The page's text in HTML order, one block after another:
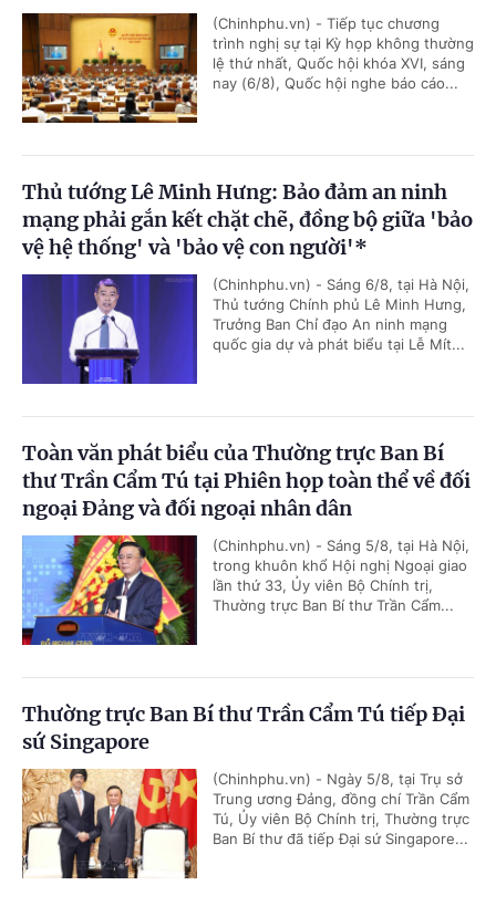
(Chinhphu.vn) - Tiếp tục chương
trình nghị sự tại Kỳ họp không thường
lệ thứ nhất, Quốc hội khóa XVI, sáng
nay (6/8), Quốc hội nghe báo cáo...
Thủ tướng Lê Minh Hưng: Bảo đảm an ninh
mạng phải gắn kết chặt chẽ, đồng bộ giữa 'bảo
vệ hệ thống' và 'bảo vệ con người'*
(Chinhphu.vn) - Sáng 6/8, tại Hà Nội,
Thủ tướng Chính phủ Lê Minh Hưng,
Trưởng Ban Chỉ đạo An ninh mạng
quốc gia dự và phát biểu tại Lễ Mít...
Toàn văn phát biểu của Thường trực Ban Bí
thư Trần Cẩm Tú tại Phiên họp toàn thể về đối
ngoại Đảng và đối ngoại nhân dân
(Chinhphu.vn) - Sáng 5/8, tại Hà Nội,
trong khuôn khổ Hội nghị Ngoại giao
lần thứ 33, Ủy viên Bộ Chính trị,
Thường trực Ban Bí thư Trần Cẩm...
Thường trực Ban Bí thư Trần Cẩm Tú tiếp Đại
sứ Singapore
(Chinhphu.vn) - Ngày 5/8, tại Trụ sở
Trung ương Đảng, đồng chí Trần Cẩm
Tú, Ủy viên Bộ Chính trị, Thường trực
Ban Bí thư đã tiếp Đại sứ Singapore...